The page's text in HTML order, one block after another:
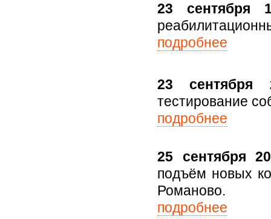
23 сентября
подробнее
23 сентября
тестирование
подробнее
25 сентября
подъём новых
Романово.
подробнее